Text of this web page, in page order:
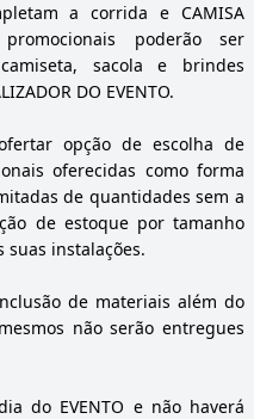
a corrida e CAMISA
promocionais poderão ser
sacola e brindes
DO EVENTO.
opção de escolha de
oferecidas como forma
de quantidades sem a
de estoque por tamanho
suas instalações.
de materiais além do
não serão entregues
do EVENTO e não haverá